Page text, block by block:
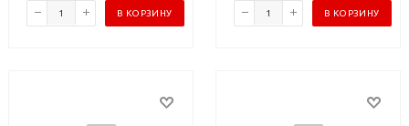
В КОРЗИНУ В КОРЗИНУ